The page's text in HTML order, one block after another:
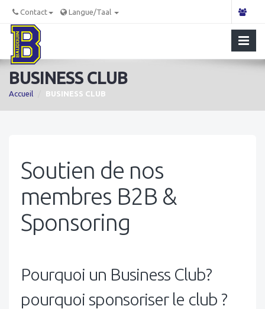
Contact Langue/Taal
BUSINESS CLUB
Accueil BUSINESS CLUB
Soutien de nos
membres B2B &
Sponsoring
Pourquoi un Business Club?
pourquoi sponsoriser le club ?